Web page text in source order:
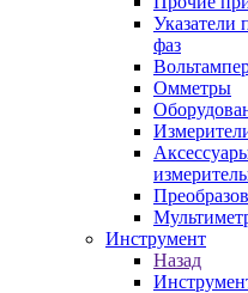
Указатели
фаз
Омметры
Инструмент
Назад